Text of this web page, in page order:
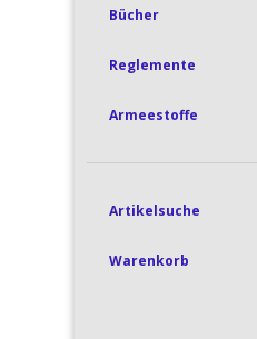
Bücher
Reglemente
Armeestoffe
Artikelsuche
Warenkorb